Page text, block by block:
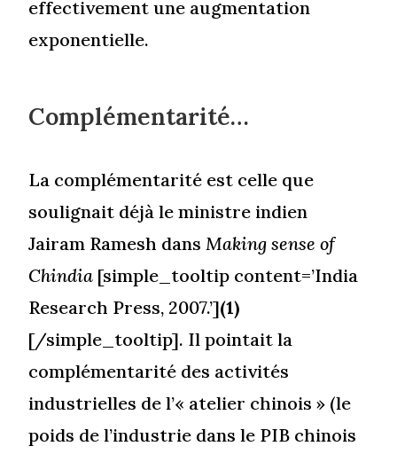
effectivement une augmentation
exponentielle.
Complémentarité…
La complémentarité est celle que
soulignait déjà le ministre indien
Jairam Ramesh dans Making sense of
Chindia [simple_tooltip content=’India
Research Press, 2007.’](1)
[/simple_tooltip]. Il pointait la
complémentarité des activités
industrielles de l’« atelier chinois » (le
poids de l’industrie dans le PIB chinois